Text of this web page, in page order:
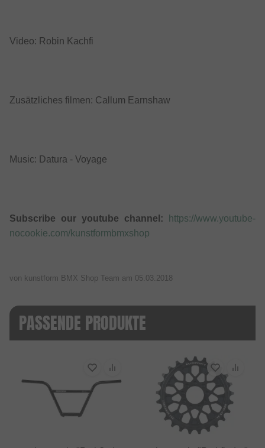
Video: Robin Kachfi
Zusätzliches filmen: Callum Earnshaw
Music: Datura - Voyage
Subscribe our youtube channel:
https://www.youtube-
nocookie.com/kunstformbmxshop
von kunstform BMX Shop Team am 05.03.2018
PASSENDE PRODUKTE